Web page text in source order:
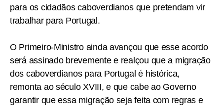
para os cidadãos caboverdianos que pretendam vir
trabalhar para Portugal.
O Primeiro-Ministro ainda avançou que esse acordo
será assinado brevemente e realçou que a migração
dos caboverdianos para Portugal é histórica,
remonta ao século XVIII, e que cabe ao Governo
garantir que essa migração seja feita com regras e